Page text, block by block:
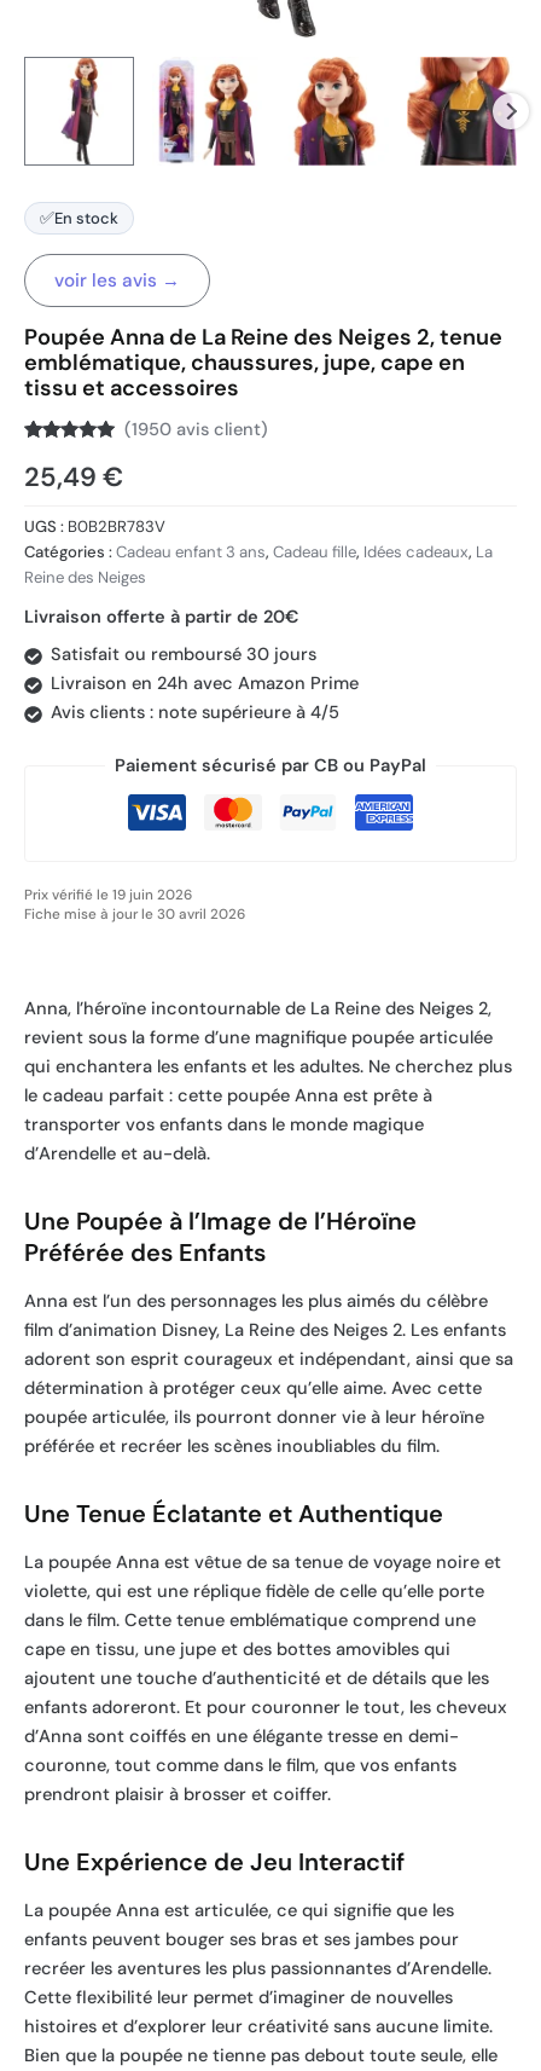
✅En stock
voir les avis →
Poupée Anna de La Reine des Neiges 2, tenue
emblématique, chaussures, jupe, cape en
tissu et accessoires
sur 5
basé sur
client
(1950avis client)
25,49 €
UGS : B0B2BR783V
Catégories :Cadeau enfant 3 ans, Cadeau fille, Idées cadeaux, La
Reine des Neiges
Livraison offerte à partir de 20€
Satisfait ou remboursé 30 jours
Livraison en 24h avec Amazon Prime
Avis clients : note supérieure à 4/5
Paiement sécurisé par CB ou PayPal
Prix vérifié le 19 juin 2026
Fiche mise à jour le 30 avril 2026
Anna, l’héroïne incontournable de La Reine des Neiges 2,
revient sous la forme d’une magnifique poupée articulée
qui enchantera les enfants et les adultes. Ne cherchez plus
le cadeau parfait : cette poupée Anna est prête à
transporter vos enfants dans le monde magique
d’Arendelle et au-delà.
Une Poupée à l’Image de l’Héroïne
Préférée des Enfants
Anna est l’un des personnages les plus aimés du célèbre
film d’animation Disney, La Reine des Neiges 2. Les enfants
adorent son esprit courageux et indépendant, ainsi que sa
détermination à protéger ceux qu’elle aime. Avec cette
poupée articulée, ils pourront donner vie à leur héroïne
préférée et recréer les scènes inoubliables du film.
Une Tenue Éclatante et Authentique
La poupée Anna est vêtue de sa tenue de voyage noire et
violette, qui est une réplique fidèle de celle qu’elle porte
dans le film. Cette tenue emblématique comprend une
cape en tissu, une jupe et des bottes amovibles qui
ajoutent une touche d’authenticité et de détails que les
enfants adoreront. Et pour couronner le tout, les cheveux
d’Anna sont coiffés en une élégante tresse en demi-
couronne, tout comme dans le film, que vos enfants
prendront plaisir à brosser et coiffer.
Une Expérience de Jeu Interactif
La poupée Anna est articulée, ce qui signifie que les
enfants peuvent bouger ses bras et ses jambes pour
recréer les aventures les plus passionnantes d’Arendelle.
Cette flexibilité leur permet d’imaginer de nouvelles
histoires et d’explorer leur créativité sans aucune limite.
Bien que la poupée ne tienne pas debout toute seule, elle